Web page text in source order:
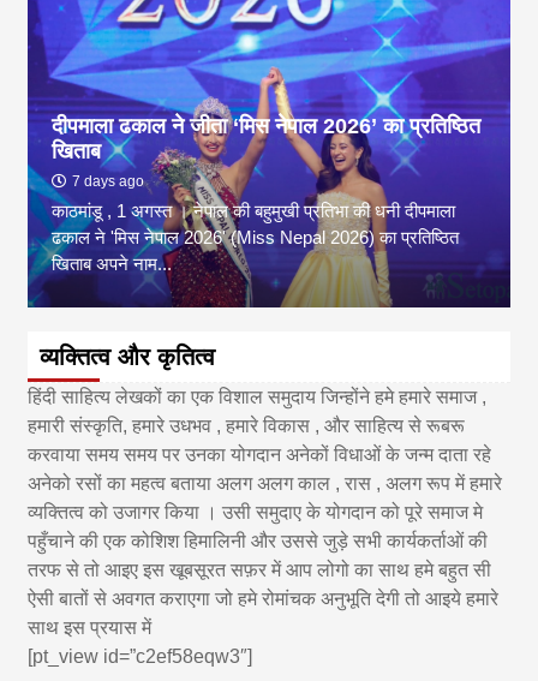
दीपमाला ढकाल ने जीता ‘मिस नेपाल 2026’ का प्रतिष्ठित
खिताब
7 days ago
काठमांडू , 1 अगस्त । नेपाल की बहुमुखी प्रतिभा की धनी दीपमाला
ढकाल ने 'मिस नेपाल 2026' (Miss Nepal 2026) का प्रतिष्ठित
खिताब अपने नाम...
व्यक्तित्व और कृतित्व
हिंदी साहित्य लेखकों का एक विशाल समुदाय जिन्होंने हमे हमारे समाज ,
हमारी संस्कृति, हमारे उधभव , हमारे विकास , और साहित्य से रूबरू
करवाया समय समय पर उनका योगदान अनेकों विधाओं के जन्म दाता रहे
अनेको रसों का महत्व बताया अलग अलग काल , रास , अलग रूप में हमारे
व्यक्तित्व को उजागर किया । उसी समुदाए के योगदान को पूरे समाज मे
पहुँचाने की एक कोशिश हिमालिनी और उससे जुड़े सभी कार्यकर्ताओं की
तरफ से तो आइए इस खूबसूरत सफ़र में आप लोगो का साथ हमे बहुत सी
ऐसी बातों से अवगत कराएगा जो हमे रोमांचक अनुभूति देगी तो आइये हमारे
साथ इस प्रयास में
[pt_view id=”c2ef58eqw3″]